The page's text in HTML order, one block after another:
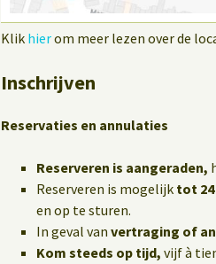
Klik hierom meer lezen over de
Inschrijven
Reservaties en annulaties
Reserveren is aangeraden,
Reserveren is mogelijk tot
en op te sturen.
In geval van vertraging of
Kom steeds op tijd, vijf à